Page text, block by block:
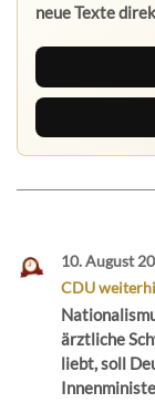
neue Texte
10. August
CDU
ärztliche
liebt, soll